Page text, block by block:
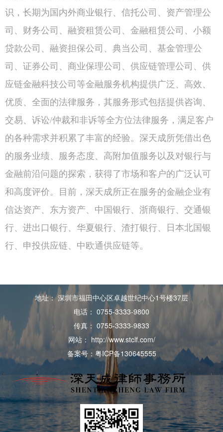
识，长期为国内外商业银行、信托公司、资产管理公
司、财务公司、融资租赁公司、金融租赁公司、小额
贷款公司、融资担保公司、典当公司、基金管理公
司、证券公司、商业保理公司、供应链管理公司、供
应链金融科技公司等金融服务机构提供广泛、高效、
优质、全面的法律服务，其服务形式包括提供咨询、
交易、诉讼/仲裁和非诉等全方位法律服务，满足客户
的各种需求并积累了丰富的经验。深天成所凭借出色
的服务业绩、服务态度、高附加值服务以及对银行与
金融前沿问题的探索，获得了市场和客户的广泛认可
和高度评价。目前，深天成所正在服务的金融企业有
信达资产、东方资产、中国银行、浙商银行、交通银
行、进出口银行、华夏银行、渣打银行、日本北国银
行、申投供应链、中欧通供应链等。
地址： 深圳市福田中心区卓越世纪中心1号楼37层
电话： 0755-3333-9800
传真： 0755-3333-9833
网站： http://www.stclf.com/
备案号：粤ICP备130645555